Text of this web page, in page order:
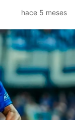
hace 5 meses